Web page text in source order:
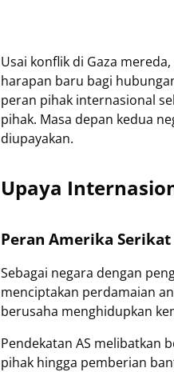
Usai konflik di Gaza
harapan baru bagi
peran pihak internasional
pihak. Masa depan kedua
diupayakan.
Upaya
Peran Amerika Serikat
Sebagai negara dengan
menciptakan perdamaian
berusaha menghidupkan
Pendekatan AS melibatkan
pihak hingga pemberian